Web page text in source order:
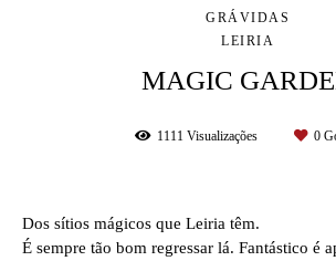
GRÁVIDAS
LEIRIA
MAGIC
1111 Visualizações 0
Dos sítios mágicos que Leiria têm.
É sempre tão bom regressar lá. Fantástico é